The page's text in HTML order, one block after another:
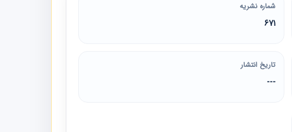
شماره نشریه
671
تاریخ انتشار
---